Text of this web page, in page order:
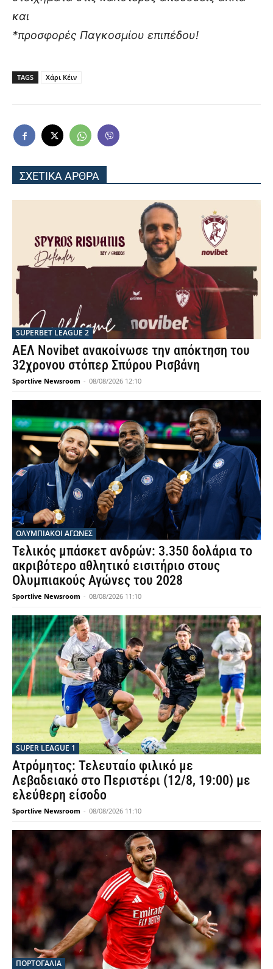
και
*προσφορές Παγκοσμίου επιπέδου!
TAGS Χάρι Κέιν
ΣΧΕΤΙΚΑ ΑΡΘΡΑ
SUPERBET LEAGUE 2
ΑΕΛ Novibet ανακοίνωσε την απόκτηση του
32χρονου στόπερ Σπύρου Ρισβάνη
Sportlive Newsroom - 08/08/2026 12:10
ΟΛΥΜΠΙΑΚΟΊ ΑΓΏΝΕΣ
Τελικός μπάσκετ ανδρών: 3.350 δολάρια το
ακριβότερο αθλητικό εισιτήριο στους
Ολυμπιακούς Αγώνες του 2028
Sportlive Newsroom - 08/08/2026 11:10
SUPER LEAGUE 1
Ατρόμητος: Τελευταίο φιλικό με
Λεβαδειακό στο Περιστέρι (12/8, 19:00) με
ελεύθερη είσοδο
Sportlive Newsroom - 08/08/2026 11:10
ΠΟΡΤΟΓΑΛΙΑ